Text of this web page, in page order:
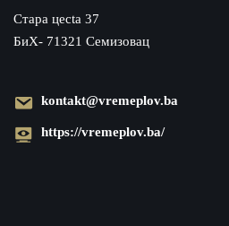
Cтара цecta 37
БиХ- 71321 Семизовац
kontakt@vremeplov.ba
https://vremeplov.ba/